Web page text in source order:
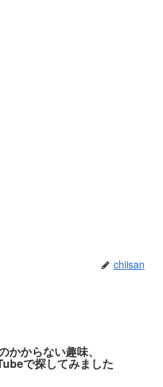
chiisan
かからない趣味、
で探してみました